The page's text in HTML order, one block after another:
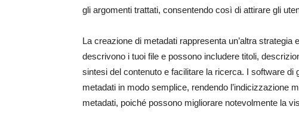
gli argomenti trattati, consentendo così di attirare gli
La creazione di metadati rappresenta un’altra
descrivono i tuoi file e possono includere titoli,
sintesi del contenuto e facilitare la ricerca. I software
metadati in modo semplice, rendendo l’indicizzazione
metadati, poiché possono migliorare notevolmente la